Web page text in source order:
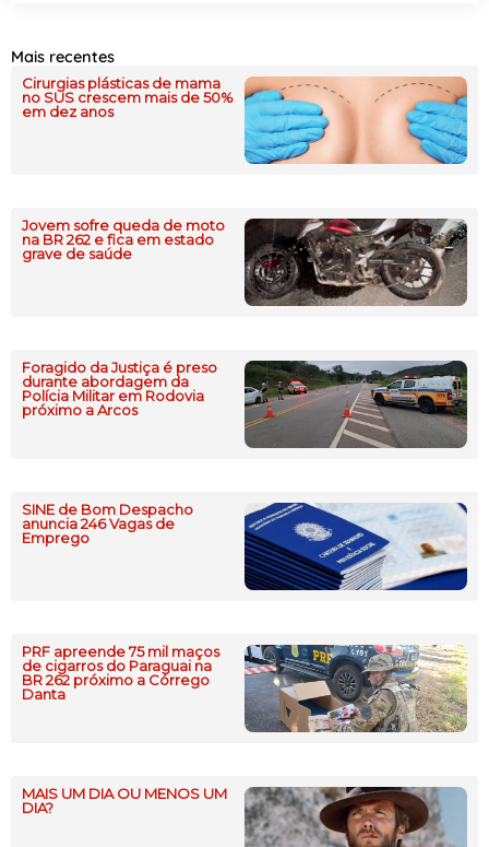
Mais recentes
Cirurgias plásticas de mama
no SUS crescem mais de 50%
em dez anos
Jovem sofre queda de moto
na BR 262 e fica em estado
grave de saúde
Foragido da Justiça é preso
durante abordagem da
Polícia Militar em Rodovia
próximo a Arcos
SINE de Bom Despacho
anuncia 246 Vagas de
Emprego
PRF apreende 75 mil maços
de cigarros do Paraguai na
BR 262 próximo a Córrego
Danta
MAIS UM DIA OU MENOS UM
DIA?